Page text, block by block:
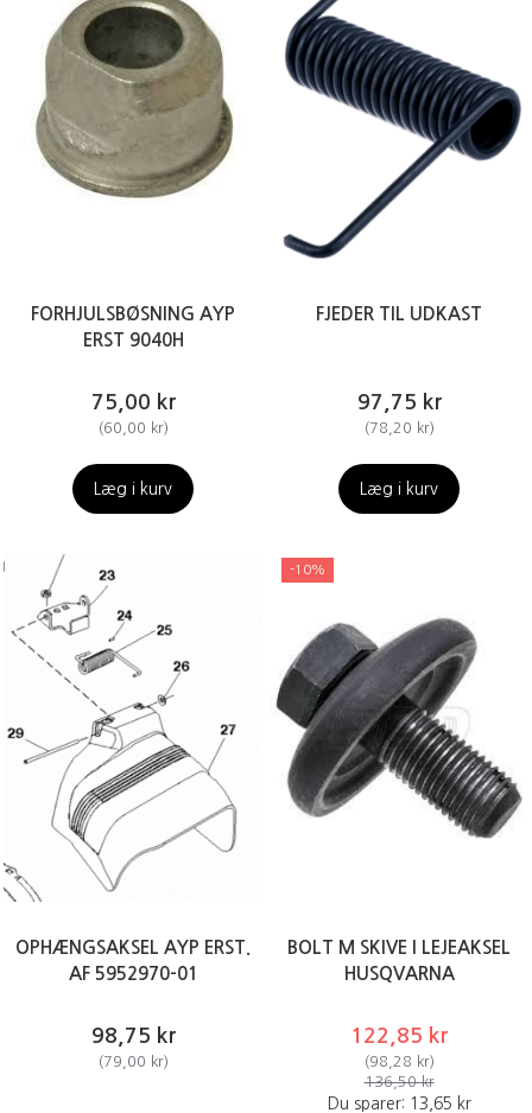
FORHJULSBØSNING AYP
ERST 9040H
75,00 kr
(60,00 kr)
Læg i kurv
FJEDER TIL UDKAST
97,75 kr
(78,20 kr)
Læg i kurv
OPHÆNGSAKSEL AYP ERST.
AF 5952970-01
98,75 kr
(79,00 kr)
-10%
BOLT M SKIVE I LEJEAKSEL
HUSQVARNA
122,85 kr
(98,28 kr)
136,50 kr
Du sparer: 13,65 kr